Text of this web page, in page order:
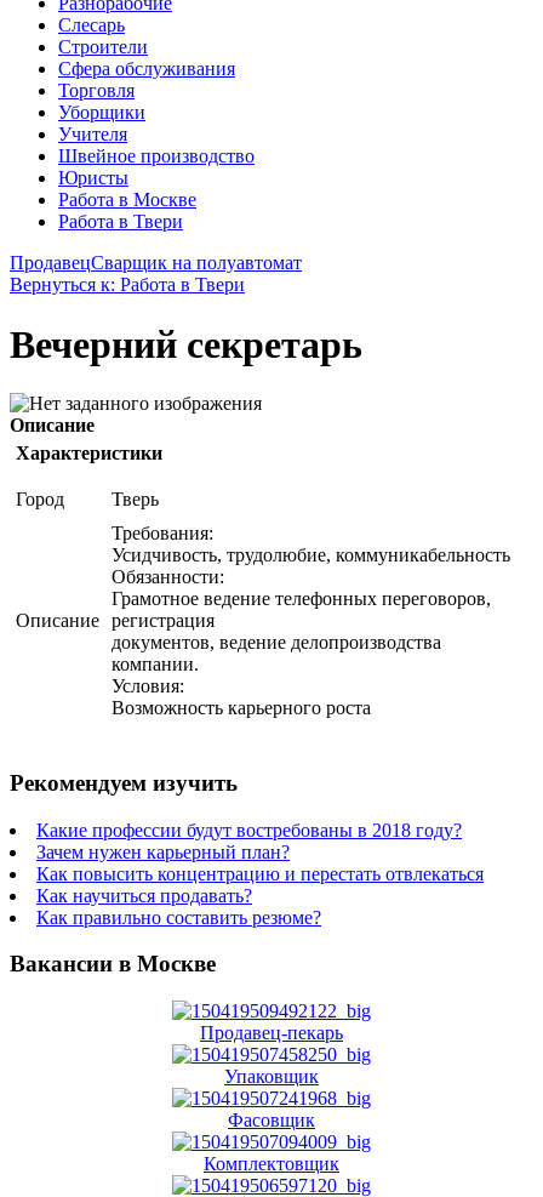
Слесарь
Строители
Сфера обслуживания
Торговля
Уборщики
Учителя
Швейное производство
Юристы
Работа в Москве
Работа в Твери
ПродавецСварщик на полуавтомат
Вернуться к: Работа в Твери
Вечерний секретарь
Описание
Характеристики
Город Тверь
Описание
Требования:
Усидчивость, трудолюбие, коммуникабельность
Обязанности:
Грамотное ведение телефонных переговоров,
регистрация
документов, ведение делопроизводства
компании.
Условия:
Возможность карьерного роста
Рекомендуем изучить
Какие профессии будут востребованы в 2018 году?
Зачем нужен карьерный план?
Как повысить концентрацию и перестать отвлекаться
Как научиться продавать?
Как правильно составить резюме?
Вакансии в Москве
Продавец-пекарь
Упаковщик
Фасовщик
Комплектовщик